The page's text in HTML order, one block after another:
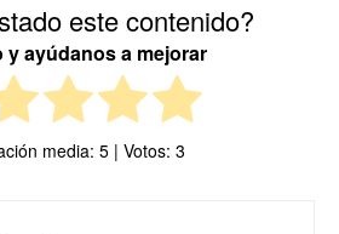
este contenido?
y ayúdanos a mejorar
media: 5| Votos: 3